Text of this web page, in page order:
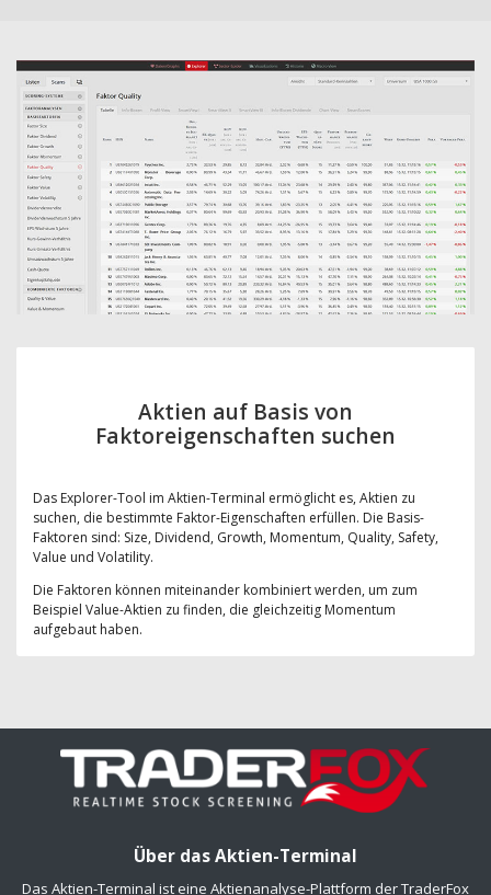
Aktien auf Basis von
Faktoreigenschaften suchen
Das Explorer-Tool im Aktien-Terminal ermöglicht es, Aktien zu
suchen, die bestimmte Faktor-Eigenschaften erfüllen. Die Basis-
Faktoren sind: Size, Dividend, Growth, Momentum, Quality, Safety,
Value und Volatility.
Die Faktoren können miteinander kombiniert werden, um zum
Beispiel Value-Aktien zu finden, die gleichzeitig Momentum
aufgebaut haben.
Über das Aktien-Terminal
Das Aktien-Terminal ist eine Aktienanalyse-Plattform der TraderFox